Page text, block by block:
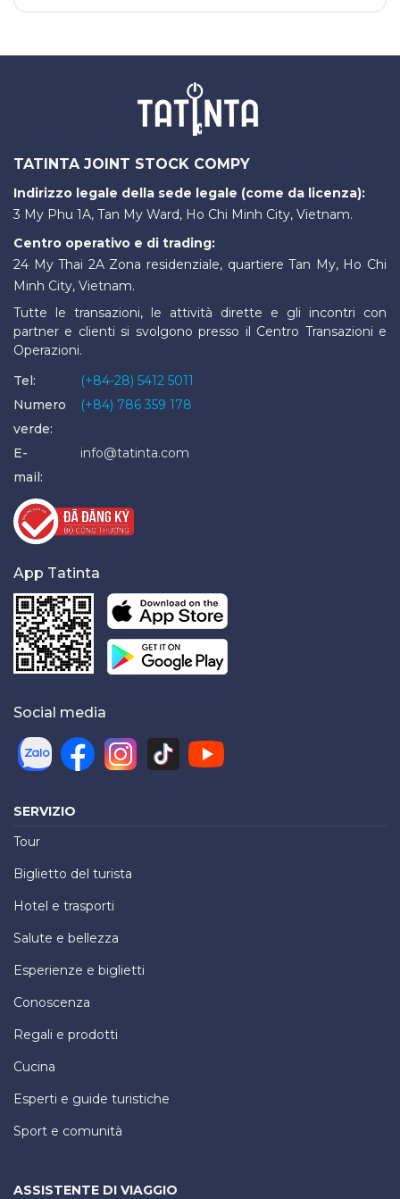
TATINTA JOINT STOCK COMPY
Indirizzo legale della sede legale (come da licenza):
3 My Phu 1A, Tan My Ward, Ho Chi Minh City, Vietnam.
Centro operativo e di trading:
24 My Thai 2A Zona residenziale, quartiere Tan My, Ho Chi
Minh City, Vietnam.
Tutte le transazioni, le attività dirette e gli incontri con
partner e clienti si svolgono presso il Centro Transazioni e
Operazioni.
Tel:
(+84-28) 5412 5011
Numero
verde:
(+84) 786 359 178
E-
mail:
info@tatinta.com
App Tatinta
Social media
SERVIZIO
Tour
Biglietto del turista
Hotel e trasporti
Salute e bellezza
Esperienze e biglietti
Conoscenza
Regali e prodotti
Cucina
Esperti e guide turistiche
Sport e comunità
ASSISTENTE DI VIAGGIO